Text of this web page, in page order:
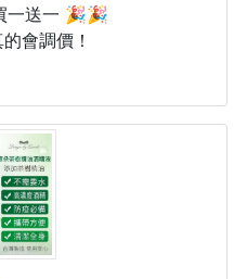
出油霧
● 身形一體成型
酸防腐 健康安全
出現腐蝕
一送一 🎉🎉
會調價！
愛上😍
便！